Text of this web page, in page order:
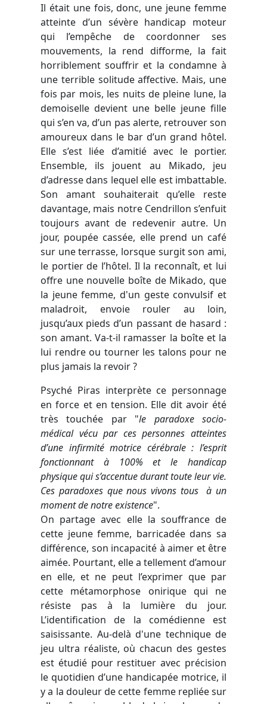
Il était une fois, donc, une jeune femme
atteinte d’un sévère handicap moteur
qui l’empêche de coordonner ses
mouvements, la rend difforme, la fait
horriblement souffrir et la condamne à
une terrible solitude affective. Mais, une
fois par mois, les nuits de pleine lune, la
demoiselle devient une belle jeune fille
qui s’en va, d’un pas alerte, retrouver son
amoureux dans le bar d’un grand hôtel.
Elle s’est liée d’amitié avec le portier.
Ensemble, ils jouent au Mikado, jeu
d’adresse dans lequel elle est imbattable.
Son amant souhaiterait qu’elle reste
davantage, mais notre Cendrillon s’enfuit
toujours avant de redevenir autre. Un
jour, poupée cassée, elle prend un café
sur une terrasse, lorsque surgit son ami,
le portier de l’hôtel. Il la reconnaît, et lui
offre une nouvelle boîte de Mikado, que
la jeune femme, d'un geste convulsif et
maladroit, envoie rouler au loin,
jusqu’aux pieds d’un passant de hasard :
son amant. Va-t-il ramasser la boîte et la
lui rendre ou tourner les talons pour ne
plus jamais la revoir ?
Psyché Piras interprète ce personnage
en force et en tension. Elle dit avoir été
très touchée par "le paradoxe socio-
médical vécu par ces personnes atteintes
d’une infirmité motrice cérébrale : l’esprit
fonctionnant à 100% et le handicap
physique qui s’accentue durant toute leur vie.
Ces paradoxes que nous vivons tous à un
moment de notre existence".
On partage avec elle la souffrance de
cette jeune femme, barricadée dans sa
différence, son incapacité à aimer et être
aimée. Pourtant, elle a tellement d’amour
en elle, et ne peut l’exprimer que par
cette métamorphose onirique qui ne
résiste pas à la lumière du jour.
L’identification de la comédienne est
saisissante. Au-delà d'une technique de
jeu ultra réaliste, où chacun des gestes
est étudié pour restituer avec précision
le quotidien d’une handicapée motrice, il
y a la douleur de cette femme repliée sur